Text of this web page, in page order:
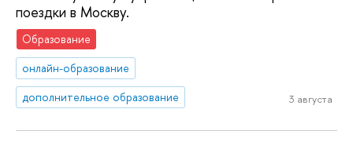
поездки в Москву.
Образование
онлайн-образование
дополнительное образование
3 августа